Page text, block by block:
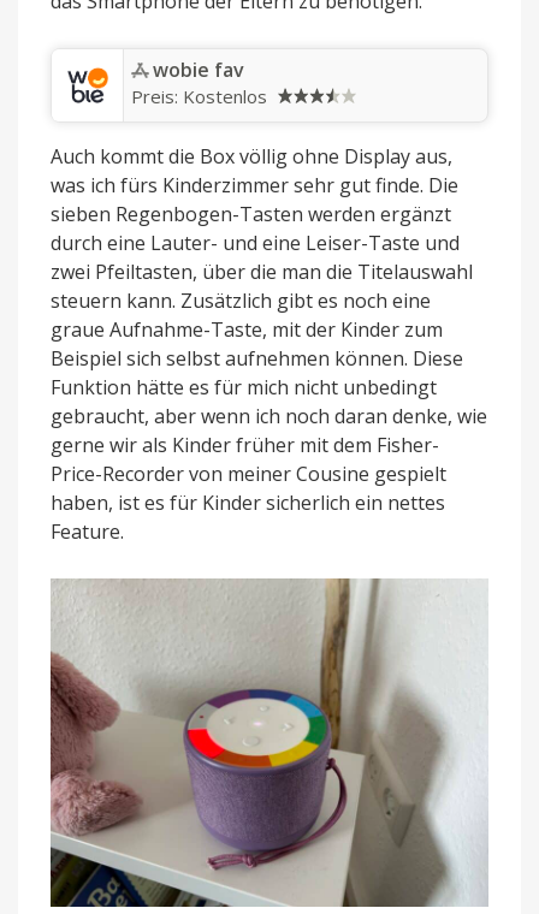
‎wobie fav
Preis: Kostenlos
Auch kommt die Box völlig ohne Display aus,
was ich fürs Kinderzimmer sehr gut finde. Die
sieben Regenbogen-Tasten werden ergänzt
durch eine Lauter- und eine Leiser-Taste und
zwei Pfeiltasten, über die man die Titelauswahl
steuern kann. Zusätzlich gibt es noch eine
graue Aufnahme-Taste, mit der Kinder zum
Beispiel sich selbst aufnehmen können. Diese
Funktion hätte es für mich nicht unbedingt
gebraucht, aber wenn ich noch daran denke, wie
gerne wir als Kinder früher mit dem Fisher-
Price-Recorder von meiner Cousine gespielt
haben, ist es für Kinder sicherlich ein nettes
Feature.